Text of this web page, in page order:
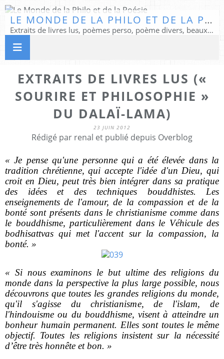
LE MONDE DE LA PHILO ET DE LA POÉSIE
Extraits de livres lus, poèmes perso, poème divers, beaux textes...
EXTRAITS DE LIVRES LUS («
SOURIRE ET PHILOSOPHIE »
DU DALAÏ-LAMA)
23 JUIN 2012
Rédigé par renal et publié depuis Overblog
« Je pense qu'une personne qui a été élevée dans la
tradition chrétienne, qui accepte l'idée d'un Dieu, qui
croit en Dieu, peut très bien intégrer dans sa pratique
des idées et des techniques bouddhistes. Les
enseignements de l'amour, de la compassion et de la
bonté sont présents dans le christianisme comme dans
le bouddhisme, particulièrement dans le Véhicule des
bodhisattvas qui met l'accent sur la compassion, la
bonté. »
« Si nous examinons le but ultime des religions du
monde dans la perspective la plus large possible, nous
découvrons que toutes les grandes religions du monde,
qu'il s'agisse du christianisme, de l'islam, de
l'hindouisme ou du bouddhisme, visent à atteindre un
bonheur humain permanent. Elles sont toutes le même
objectif. Toutes les religions insistent sur la nécessité
d’être très honnête et bon. »